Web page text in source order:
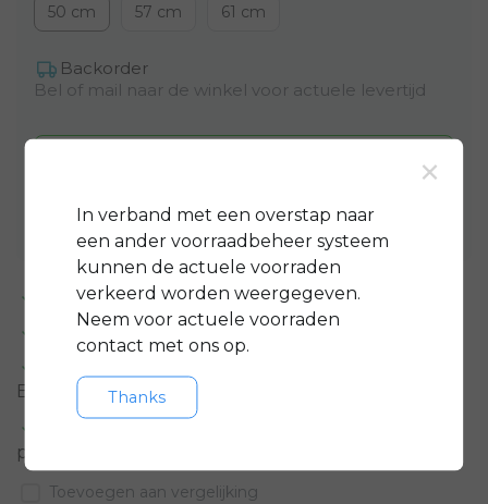
50 cm
57 cm 61 cm
Backorder
Bel of mail naar de winkel voor actuele levertijd
Aan verlanglijst toevoegen
Standaard 3 jaargarantie op bijna alle fietsen
GRATIS servicepakket t.w.v. minimaal € 150,-
Eindhoven
product
Toevoegen aan vergelijking
×
In verband met een overstap naar
een ander voorraadbeheer systeem
kunnen de actuele voorraden
verkeerd worden weergegeven.
Neem voor actuele voorraden
contact met ons op.
Thanks